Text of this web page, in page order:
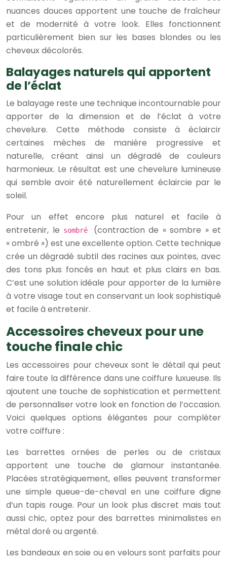
nuances douces apportent une touche de fraîcheur
et de modernité à votre look. Elles fonctionnent
particulièrement bien sur les bases blondes ou les
cheveux décolorés.
Balayages naturels qui apportent
de l’éclat
Le balayage reste une technique incontournable pour
apporter de la dimension et de l’éclat à votre
chevelure. Cette méthode consiste à éclaircir
certaines mèches de manière progressive et
naturelle, créant ainsi un dégradé de couleurs
harmonieux. Le résultat est une chevelure lumineuse
qui semble avoir été naturellement éclaircie par le
soleil.
Pour un effet encore plus naturel et facile à
entretenir, le sombré (contraction de « sombre » et
« ombré ») est une excellente option. Cette technique
crée un dégradé subtil des racines aux pointes, avec
des tons plus foncés en haut et plus clairs en bas.
C’est une solution idéale pour apporter de la lumière
à votre visage tout en conservant un look sophistiqué
et facile à entretenir.
Accessoires cheveux pour une
touche finale chic
Les accessoires pour cheveux sont le détail qui peut
faire toute la différence dans une coiffure luxueuse. Ils
ajoutent une touche de sophistication et permettent
de personnaliser votre look en fonction de l’occasion.
Voici quelques options élégantes pour compléter
votre coiffure :
Les barrettes ornées de perles ou de cristaux
apportent une touche de glamour instantanée.
Placées stratégiquement, elles peuvent transformer
une simple queue-de-cheval en une coiffure digne
d’un tapis rouge. Pour un look plus discret mais tout
aussi chic, optez pour des barrettes minimalistes en
métal doré ou argenté.
Les bandeaux en soie ou en velours sont parfaits pour